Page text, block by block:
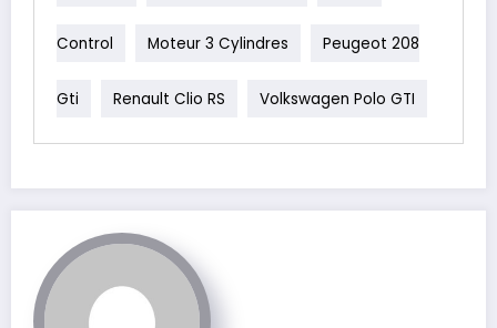
Control Moteur 3 Cylindres Peugeot 208
Gti Renault Clio RS Volkswagen Polo GTI